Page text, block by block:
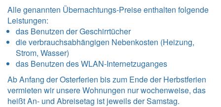
Alle genannten Übernachtungs-Preise enthalten folgende
Leistungen:
das Benutzen der Geschirrtücher
die verbrauchsabhängigen Nebenkosten (Heizung,
Strom, Wasser)
das Benutzen des WLAN-Internetzuganges
Ab Anfang der Osterferien bis zum Ende der Herbstferien
vermieten wir unsere Wohnungen nur wochenweise, das
heißt An- und Abreisetag ist jeweils der Samstag.